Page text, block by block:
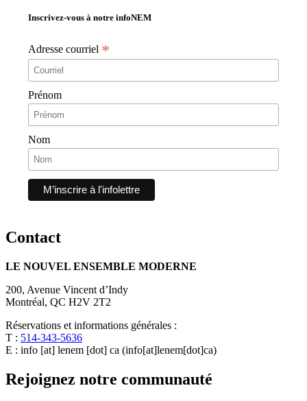
Inscrivez-vous à notre infoNEM
Adresse courriel *
Prénom
Nom
Contact
LE NOUVEL ENSEMBLE MODERNE
200, Avenue Vincent d’Indy
Montréal, QC H2V 2T2
Réservations et informations générales :
T : 514-343-5636
E : info [at] lenem [dot] ca (info[at]lenem[dot]ca)
Rejoignez notre communauté